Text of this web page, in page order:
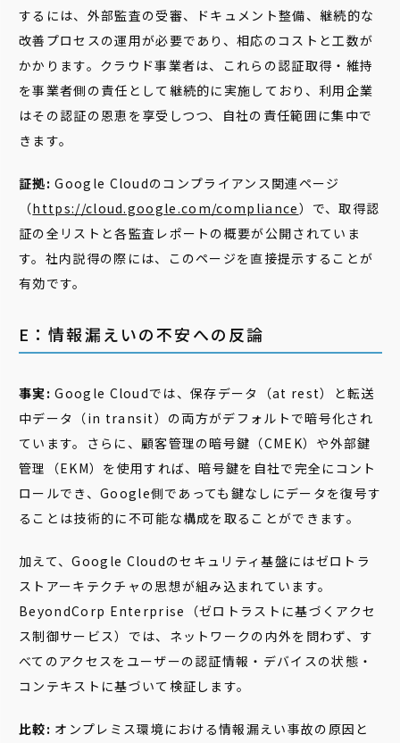
するには、外部監査の受審、ドキュメント整備、継続的な
改善プロセスの運用が必要であり、相応のコストと工数が
かかります。クラウド事業者は、これらの認証取得・維持
を事業者側の責任として継続的に実施しており、利用企業
はその認証の恩恵を享受しつつ、自社の責任範囲に集中で
きます。
証拠:Google Cloudのコンプライアンス関連ページ
（https://cloud.google.com/compliance）で、取得認
証の全リストと各監査レポートの概要が公開されていま
す。社内説得の際には、このページを直接提示することが
有効です。
E：情報漏えいの不安への反論
事実: Google Cloudでは、保存データ（at rest）と転送
中データ（in transit）の両方がデフォルトで暗号化され
ています。さらに、顧客管理の暗号鍵（CMEK）や外部鍵
管理（EKM）を使用すれば、暗号鍵を自社で完全にコント
ロールでき、Google側であっても鍵なしにデータを復号す
ることは技術的に不可能な構成を取ることができます。
加えて、Google Cloudのセキュリティ基盤にはゼロトラ
ストアーキテクチャの思想が組み込まれています。
BeyondCorp Enterprise（ゼロトラストに基づくアクセ
ス制御サービス）では、ネットワークの内外を問わず、す
べてのアクセスをユーザーの認証情報・デバイスの状態・
コンテキストに基づいて検証します。
比較: オンプレミス環境における情報漏えい事故の原因と